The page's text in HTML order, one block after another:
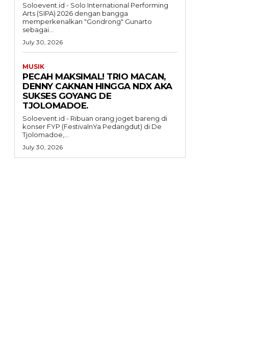
Soloevent.id - Solo International Performing
Arts (SIPA) 2026 dengan bangga
memperkenalkan "Gondrong" Gunarto
sebagai...
July 30, 2026
MUSIK
PECAH MAKSIMAL! TRIO MACAN,
DENNY CAKNAN HINGGA NDX AKA
SUKSES GOYANG DE
TJOLOMADOE.
Soloevent.id - Ribuan orang joget bareng di
konser FYP (FestivalnYa Pedangdut) di De
Tjolomadoe,...
July 30, 2026